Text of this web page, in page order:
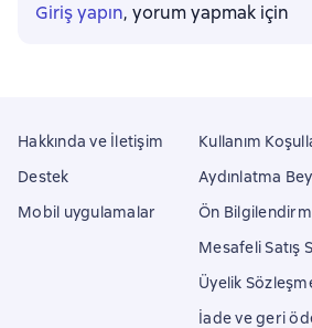
Giriş yapın, yorum yapmak için
Hakkında ve İletişim
Destek
Mobil uygulamalar
Kullanım
Aydınlatma
Ön
Mesafeli Satış
Üyelik
İade ve geri